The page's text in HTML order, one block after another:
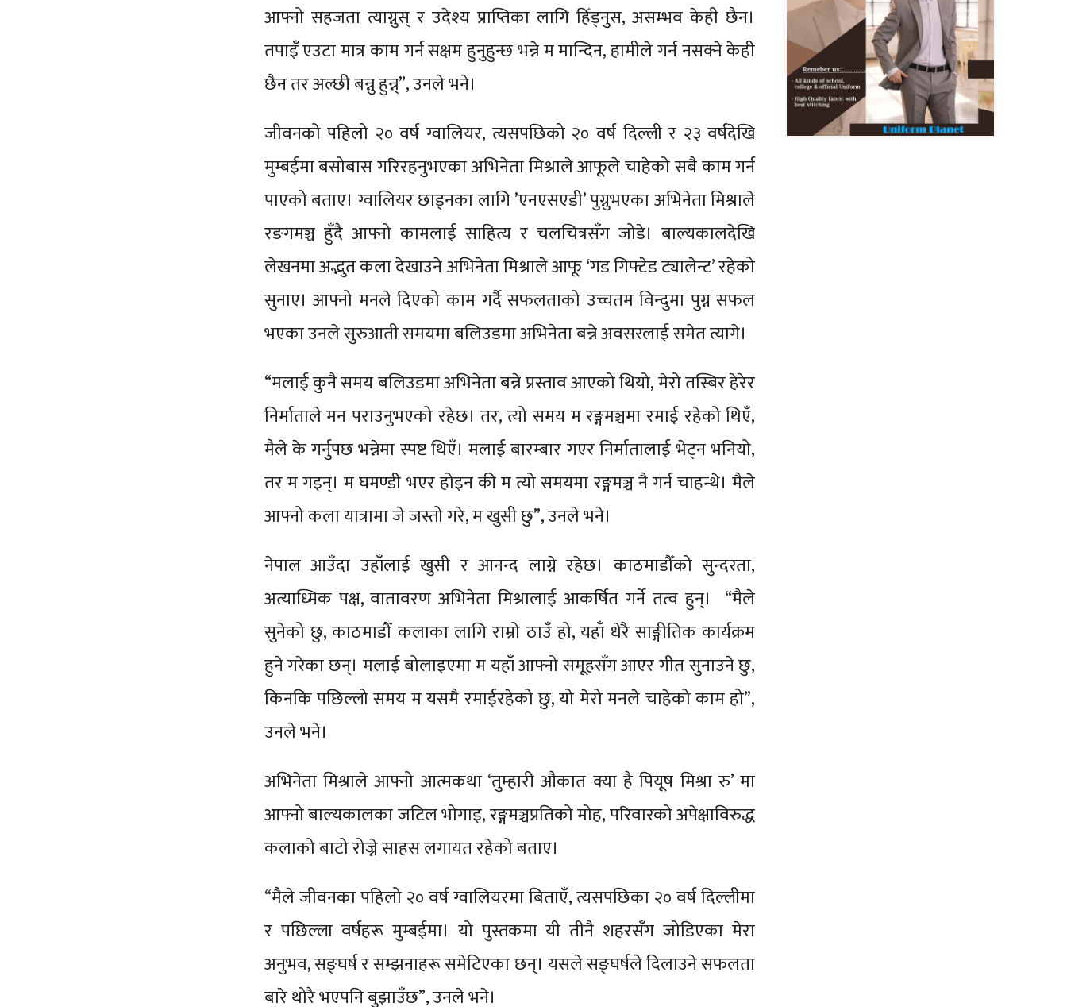
आफ्नो सहजता त्याग्नुस् र उदेश्य प्राप्तिका लागि हिँड्नुस, असम्भव केही छैन।
तपाइँ एउटा मात्र काम गर्न सक्षम हुनुहुन्छ भन्ने म मान्दिन, हामीले गर्न नसक्ने केही
छैन तर अल्छी बन्नु हुन्न्”, उनले भने।
जीवनको पहिलो २० वर्ष ग्वालियर, त्यसपछिको २० वर्ष दिल्ली र २३ वर्षदेखि
मुम्बईमा बसोबास गरिरहनुभएका अभिनेता मिश्राले आफूले चाहेको सबै काम गर्न
पाएको बताए। ग्वालियर छाड्नका लागि ’एनएसएडी’ पुग्नुभएका अभिनेता मिश्राले
रङगमञ्च हुँदै आफ्नो कामलाई साहित्य र चलचित्रसँग जोडे। बाल्यकालदेखि
लेखनमा अद्भुत कला देखाउने अभिनेता मिश्राले आफू ‘गड गिफ्टेड ट्यालेन्ट’ रहेको
सुनाए। आफ्नो मनले दिएको काम गर्दै सफलताको उच्चतम विन्दुमा पुग्न सफल
भएका उनले सुरुआती समयमा बलिउडमा अभिनेता बन्ने अवसरलाई समेत त्यागे।
“मलाई कुनै समय बलिउडमा अभिनेता बन्ने प्रस्ताव आएको थियो, मेरो तस्बिर हेरेर
निर्माताले मन पराउनुभएको रहेछ। तर, त्यो समय म रङ्गमञ्चमा रमाई रहेको थिएँ,
मैले के गर्नुपछ भन्नेमा स्पष्ट थिएँ। मलाई बारम्बार गएर निर्मातालाई भेट्न भनियो,
तर म गइन्। म घमण्डी भएर होइन की म त्यो समयमा रङ्गमञ्च नै गर्न चाहन्थे। मैले
आफ्नो कला यात्रामा जे जस्तो गरे, म खुसी छु”, उनले भने।
नेपाल आउँदा उहाँलाई खुसी र आनन्द लाग्ने रहेछ। काठमाडौँको सुन्दरता,
अत्याध्मिक पक्ष, वातावरण अभिनेता मिश्रालाई आकर्षित गर्ने तत्व हुन्। “मैले
सुनेको छु, काठमाडौँ कलाका लागि राम्रो ठाउँ हो, यहाँ धेरै साङ्गीतिक कार्यक्रम
हुने गरेका छन्। मलाई बोलाइएमा म यहाँ आफ्नो समूहसँग आएर गीत सुनाउने छु,
किनकि पछिल्लो समय म यसमै रमाईरहेको छु, यो मेरो मनले चाहेको काम हो”,
उनले भने।
अभिनेता मिश्राले आफ्नो आत्मकथा ‘तुम्हारी औकात क्या है पियूष मिश्रा रु’ मा
आफ्नो बाल्यकालका जटिल भोगाइ, रङ्गमञ्चप्रतिको मोह, परिवारको अपेक्षाविरुद्ध
कलाको बाटो रोज्ने साहस लगायत रहेको बताए।
“मैले जीवनका पहिलो २० वर्ष ग्वालियरमा बिताएँ, त्यसपछिका २० वर्ष दिल्लीमा
र पछिल्ला वर्षहरू मुम्बईमा। यो पुस्तकमा यी तीनै शहरसँग जोडिएका मेरा
अनुभव, सङ्घर्ष र सम्झनाहरू समेटिएका छन्। यसले सङ्घर्षले दिलाउने सफलता
बारे थोरै भएपनि बुझाउँछ”, उनले भने।